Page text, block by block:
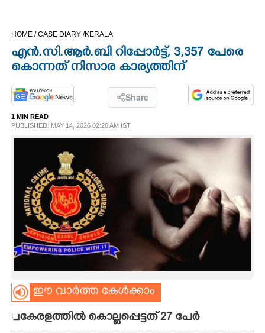
SPIRITUAL
INFO+
ART
ASTRO
CARTOONS
HOME /CASE DIARY /KERALA
എൻ.സി.ആർ.ബി റിപ്പോ‌ർട്ട്, 3,357 പേരെ
കൊന്നത് നിസാര കാര്യത്തിന്
Share
1 MIN READ
PUBLISHED: MAY 14, 2026 02:26 AM IST
ഈ വാർത്ത കേൾക്കാം
കേരളത്തിൽ കൊല്ലപ്പെട്ടത് 27 പേ‌ർ